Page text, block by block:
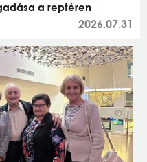
a reptéren
2026.07.31